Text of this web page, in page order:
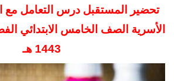
تحضير المستقبل درس التعامل مع
الأسرية الصف الخامس الابتدائي
1443 هـ